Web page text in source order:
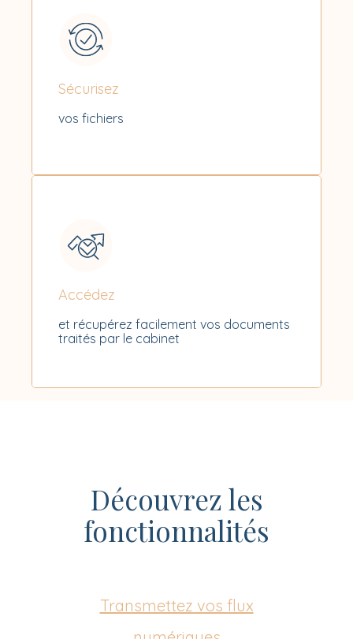
Sécurisez
vos fichiers
Accédez
et récupérez facilement vos documents
traités par le cabinet
Découvrez les
fonctionnalités
Transmettez vos flux